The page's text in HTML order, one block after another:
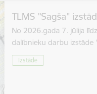
TLMS "Sagša"
No 2026.gada 7. jūlija
dalībnieku darbu
Izstāde